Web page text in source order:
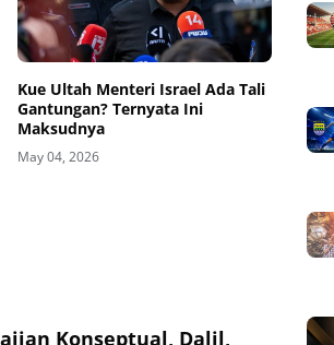
Kue Ultah Menteri Israel Ada Tali
Gantungan? Ternyata Ini
Maksudnya
May 04, 2026
Konseptual, Dalil,